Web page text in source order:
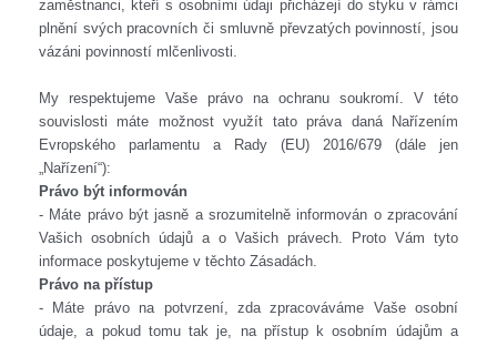
zaměstnanci, kteří s osobními údaji přicházejí do styku v rámci
plnění svých pracovních či smluvně převzatých povinností, jsou
vázáni povinností mlčenlivosti.
My respektujeme Vaše právo na ochranu soukromí. V této
souvislosti máte možnost využít tato práva daná Nařízením
Evropského parlamentu a Rady (EU) 2016/679 (dále jen
„Nařízení“):
Právo být informován
- Máte právo být jasně a srozumitelně informován o zpracování
Vašich osobních údajů a o Vašich právech. Proto Vám tyto
informace poskytujeme v těchto Zásadách.
Právo na přístup
- Máte právo na potvrzení, zda zpracováváme Vaše osobní
údaje, a pokud tomu tak je, na přístup k osobním údajům a